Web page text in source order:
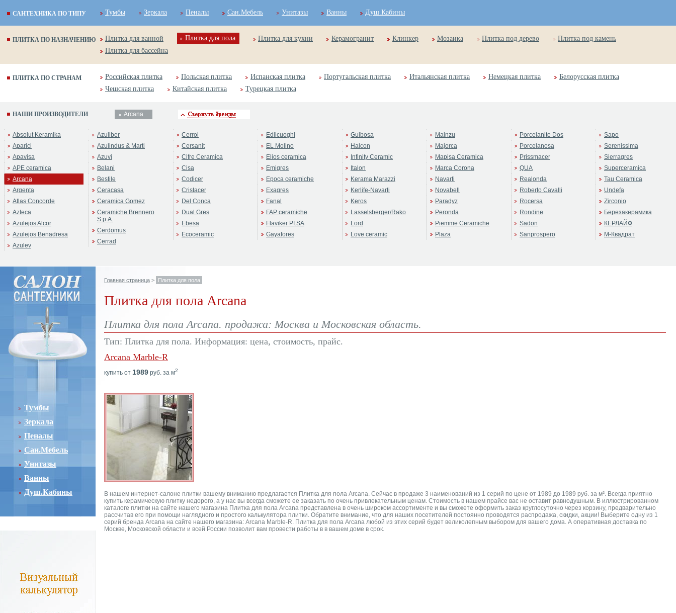
САНТЕХНИКА ПО ТИПУ Тумбы Зеркала Пеналы Сан.Мебель Унитазы Ванны Душ.Кабины
ПЛИТКА ПО НАЗНАЧЕНИЮ Плитка для ванной Плитка для пола Плитка для кухни Керамогранит Клинкер Мозаика Плитка под дерево
Плитка под камень
Плитка для бассейна
ПЛИТКА ПО СТРАНАМ Российская плитка Польская плитка Испанская плитка Португальская плитка Итальянская плитка Немецкая плитка
Белорусская плитка
Чешская плитка
Китайская плитка Турецкая плитка
НАШИ ПРОИЗВОДИТЕЛИ Arcana
Absolut Keramika
Aparici
Apavisa
APE ceramica
Arcana
Argenta
Atlas Concorde
Azteca
Azulejos Alcor
Azulejos Benadresa
Azulev
Azuliber
Azulindus & Marti
Azuvi
Belani
Bestile
Ceracasa
Ceramica Gomez
Ceramiche Brennero
S.p.A.
Cerdomus
Cerrad
Cerrol
Cersanit
Cifre Ceramica
Cisa
Codicer
Cristacer
Del Conca
Dual Gres
Ebesa
Ecoceramic
Edilcuoghi
EL Molino
Elios ceramica
Emigres
Epoca ceramiche
Exagres
Fanal
FAP ceramiche
Flaviker PI.SA
Gayafores
Guibosa
Halcon
Infinity Ceramic
Italon
Kerama Marazzi
Kerlife-Navarti
Keros
Lasselsberger/Rako
Lord
Love ceramic
Mainzu
Majorca
Mapisa Ceramica
Marca Corona
Navarti
Novabell
Paradyz
Peronda
Piemme Ceramiche
Plaza
Porcelanite Dos
Porcelanosa
Prissmacer
QUA
Realonda
Roberto Cavalli
Rocersa
Rondine
Sadon
Sanprospero
Sapo
Serenissima
Sierragres
Superceramica
Tau Ceramica
Undefa
Zirconio
Березакерамика
КЕРЛАЙФ
М-Квадрат
Тумбы
Зеркала
Пеналы
Сан.Мебель
Унитазы
Ванны
Душ.Кабины
Главная страница > Плитка для пола
Плитка для пола Arcana
Плитка для пола Arcana. продажа: Москва и Московская область.
Тип: Плитка для пола. Информация: цена, стоимость, прайс.
Arcana Marble-R
купить от 1989 руб. за м2
В нашем интернет-салоне плитки вашему вниманию предлагается Плитка для пола Arcana. Сейчас в продаже 3 наименований из 1 серий по цене от 1989 до 1989 руб. за м². Всегда приятно
купить керамическую плитку недорого, а у нас вы всегда сможете ее заказать по очень привлекательным ценам. Стоимость в нашем прайсе вас не оставит равнодушным. В иллюстрированном
каталоге плитки на сайте нашего магазина Плитка для пола Arcana представлена в очень широком ассортименте и вы сможете оформить заказ круглосуточно через корзину, предварительно
рассчитав его при помощи наглядного и простого калькулятора плитки. Обратите внимание, что для наших посетителей постоянно проводятся распродажа, скидки, акции! Выберите одну из 1
серий бренда Arcana на сайте нашего магазина: Arcana Marble-R. Плитка для пола Arcana любой из этих серий будет великолепным выбором для вашего дома. А оперативная доставка по
Москве, Московской области и всей России позволит вам провести работы в в вашем доме в срок.